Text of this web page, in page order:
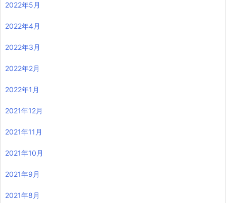
2022年5月
2022年4月
2022年3月
2022年2月
2022年1月
2021年12月
2021年11月
2021年10月
2021年9月
2021年8月